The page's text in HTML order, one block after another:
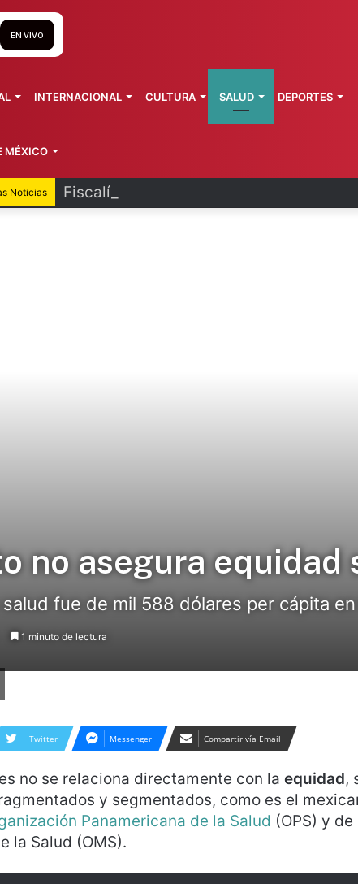
Noticias Fiscalía de Morelos investiga explosión
EN VIVO
INTERNACIONAL CULTURA SALUD DEPORTES
MÉXICO
no asegura equidad
fue de mil 588 dólares per cápita
1 minuto de lectura
Twitter Messenger Compartir vía Email
no se relaciona directamente con la equidad,
y segmentados, como es el
Panamericana de la Salud (OPS) y de
la Salud (OMS).